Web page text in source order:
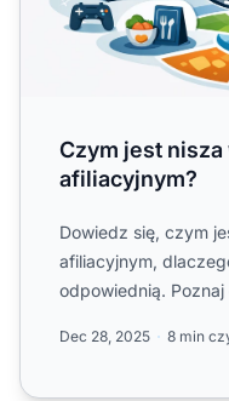
Czym jest
afiliacyjnym?
Dowiedz się, czym
afiliacyjnym,
odpowiednią. Poznaj
Dec 28, 2025 8 min